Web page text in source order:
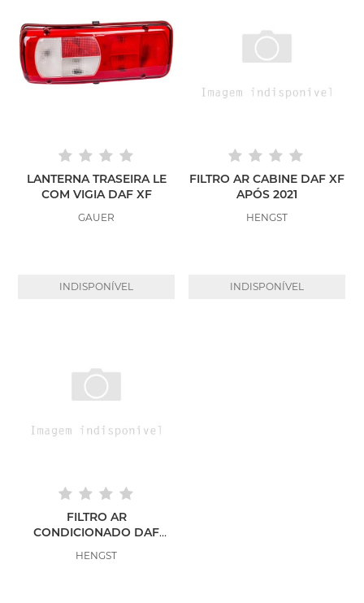
LANTERNA TRASEIRA LE
COM VIGIA DAF XF
GAUER
INDISPONÍVEL
FILTRO AR CABINE DAF XF
APÓS 2021
HENGST
INDISPONÍVEL
FILTRO AR
CONDICIONADO DAF
HENGST